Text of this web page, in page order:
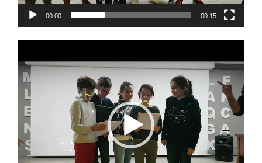
00:00 00:15
de
vídeo